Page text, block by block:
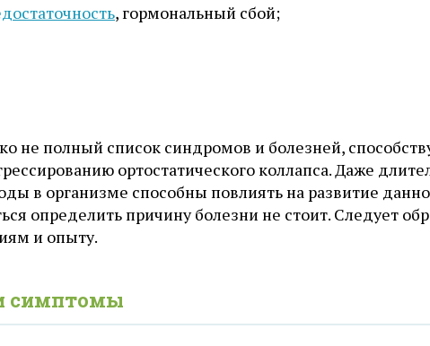
, гормональный сбой;
не полный список синдромов и болезней,
ортостатического коллапса. Даже
в организме способны повлиять на развитие
определить причину болезни не стоит. Следует
и опыту.
симптомы